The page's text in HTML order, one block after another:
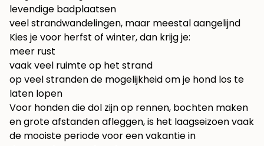
levendige badplaatsen
veel strandwandelingen, maar meestal aangelijnd
Kies je voor herfst of winter, dan krijg je:
meer rust
vaak veel ruimte op het strand
op veel stranden de mogelijkheid om je hond los te
laten lopen
Voor honden die dol zijn op rennen, bochten maken
en grote afstanden afleggen, is het laagseizoen vaak
de mooiste periode voor een vakantie in